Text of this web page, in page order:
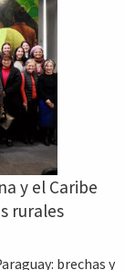
y el Caribe
rurales
brechas y